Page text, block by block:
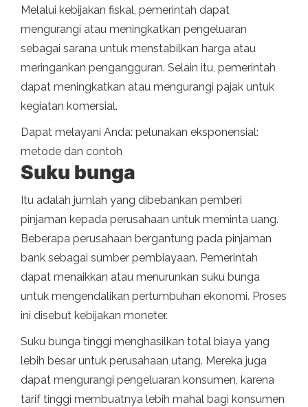
Melalui kebijakan fiskal, pemerintah dapat
mengurangi atau meningkatkan pengeluaran
sebagai sarana untuk menstabilkan harga atau
meringankan pengangguran. Selain itu, pemerintah
dapat meningkatkan atau mengurangi pajak untuk
kegiatan komersial.
Dapat melayani Anda: pelunakan eksponensial:
metode dan contoh
Suku bunga
Itu adalah jumlah yang dibebankan pemberi
pinjaman kepada perusahaan untuk meminta uang.
Beberapa perusahaan bergantung pada pinjaman
bank sebagai sumber pembiayaan. Pemerintah
dapat menaikkan atau menurunkan suku bunga
untuk mengendalikan pertumbuhan ekonomi. Proses
ini disebut kebijakan moneter.
Suku bunga tinggi menghasilkan total biaya yang
lebih besar untuk perusahaan utang. Mereka juga
dapat mengurangi pengeluaran konsumen, karena
tarif tinggi membuatnya lebih mahal bagi konsumen